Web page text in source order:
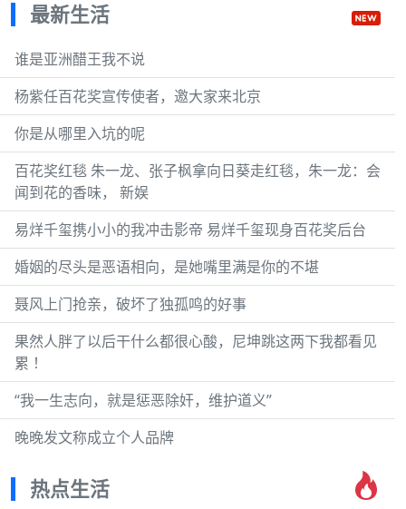
最新生活
谁是亚洲醋王我不说
杨紫任百花奖宣传使者，邀大家来北京
你是从哪里入坑的呢
百花奖红毯 朱一龙、张子枫拿向日葵走红毯，朱一龙：会
闻到花的香味， 新娱
易烊千玺携小小的我冲击影帝 易烊千玺现身百花奖后台
婚姻的尽头是恶语相向，是她嘴里满是你的不堪
聂风上门抢亲，破坏了独孤鸣的好事
果然人胖了以后干什么都很心酸，尼坤跳这两下我都看见
累 ！
“我一生志向，就是惩恶除奸，维护道义”
晚晚发文称成立个人品牌
热点生活